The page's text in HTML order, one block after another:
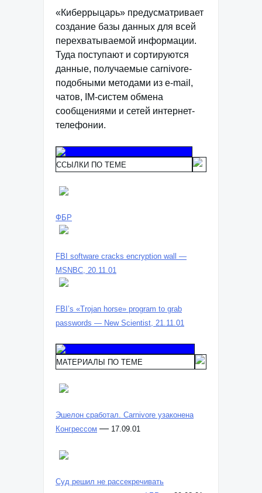
«Киберрыцарь» предусматривает
создание базы данных для всей
перехватываемой информации.
Туда поступают и сортируются
данные, получаемые carnivore-
подобными методами из e-mail,
чатов, IM-систем обмена
сообщениями и сетей интернет-
телефонии.
ССЫЛКИ ПО ТЕМЕ
ФБР
FBI software cracks encryption wall —
MSNBC, 20.11.01
FBI’s «Trojan horse» program to grab
passwords — New Scientist, 21.11.01
МАТЕРИАЛЫ ПО ТЕМЕ
Эшелон сработал. Carnivore узаконена
Конгрессом — 17.09.01
Суд решил не рассекречивать